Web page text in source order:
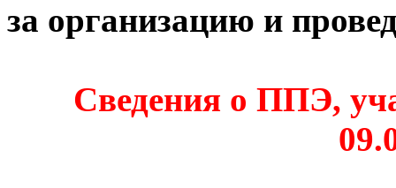
за организацию и
Сведения о ППЭ,